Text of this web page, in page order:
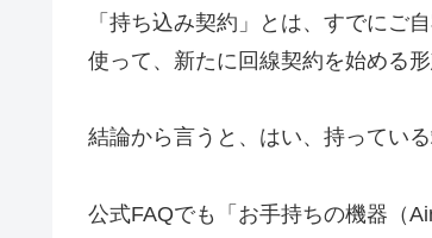
「持ち込み契約」とは、すでにご
使って、新たに回線契約を始める形
結論から言うと、はい、持ってい
公式FAQでも「お手持ちの機器（